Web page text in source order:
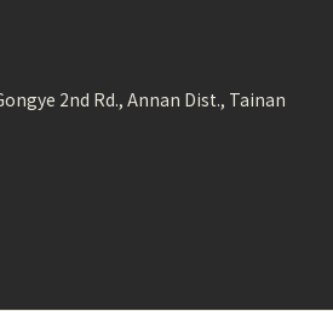
2nd Rd., Annan Dist., Tainan